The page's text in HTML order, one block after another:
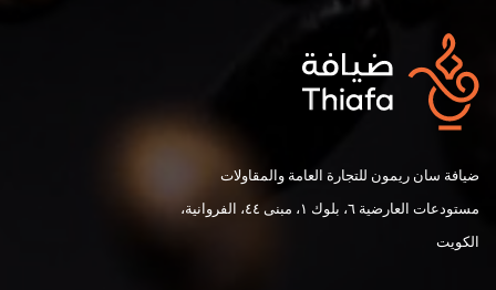
ضيافة سان ريمون للتجارة العامة والمقاولات
مستودعات العارضية ٦، بلوك ١، مبنى ٤٤، الفروانية،
الكويت